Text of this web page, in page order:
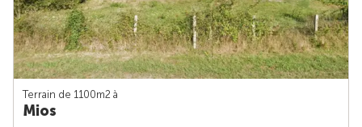
Terrain de 1100m2 à
Mios